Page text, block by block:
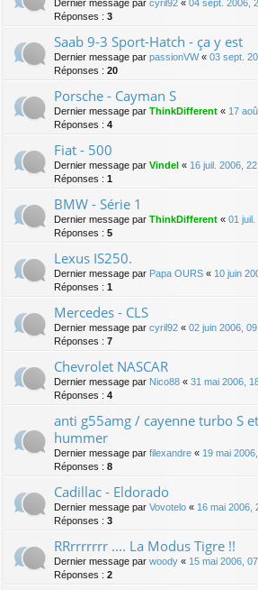
Dernier message par cyril92 « 04 sept. 2006,
Réponses : 3
Saab 9-3 Sport-Hatch - ça y est
Dernier message par passionVW« 03 sept.
Réponses : 20
Porsche - Cayman S
Dernier message par ThinkDifferent « 17
Réponses : 4
Fiat - 500
Dernier message par Vindel « 16 juil. 2006,
Réponses : 1
BMW - Série 1
Dernier message par ThinkDifferent « 01 juil.
Réponses : 5
Lexus IS250.
Dernier message par Papa OURS « 10 juin
Réponses : 1
Mercedes - CLS
Dernier message par cyril92 « 02 juin 2006,
Réponses : 7
Chevrolet NASCAR
Dernier message par Nico88 « 31 mai 2006,
Réponses : 4
anti g55amg / cayenne turbo S
hummer
Dernier message par filexandre « 19 mai
Réponses : 8
Cadillac - Eldorado
Dernier message par Vovotelo « 16 mai 2006,
Réponses : 3
RRrrrrrrr .... La Modus Tigre !!
Dernier message par woody « 15 mai 2006,
Réponses : 2